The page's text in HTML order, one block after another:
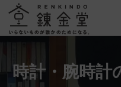
時計・腕時計